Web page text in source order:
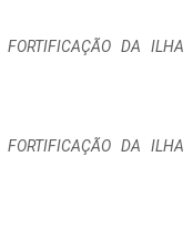
FORTIFICAÇÃO DA ILHA
FORTIFICAÇÃO DA ILHA